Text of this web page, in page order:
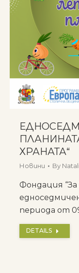
ХРАНАТА“
Новини By
Фондация “За
периода от
DETAILS